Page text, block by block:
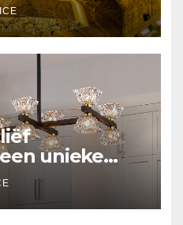
unieke